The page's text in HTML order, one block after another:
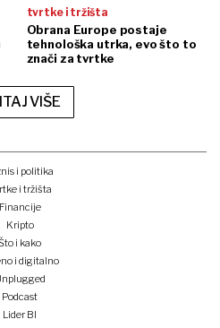
tvrtke i tržišta
Obrana Europe postaje
tehnološka utrka, evo što to
znači za tvrtke
VIŠE
i politika
i tržišta
Financije
Kripto
i kako
i digitalno
Podcast
Lider BI